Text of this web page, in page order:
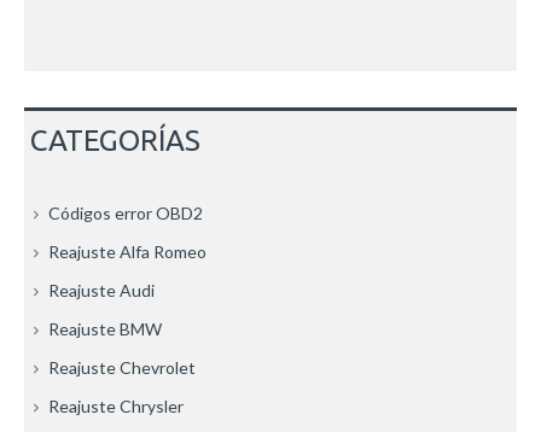
CATEGORÍAS
Códigos error OBD2
Reajuste Alfa Romeo
Reajuste Audi
Reajuste BMW
Reajuste Chevrolet
Reajuste Chrysler